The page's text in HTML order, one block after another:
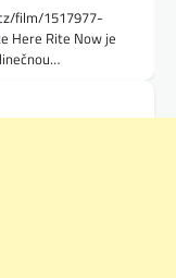
film/1517977-
Here Rite Now je